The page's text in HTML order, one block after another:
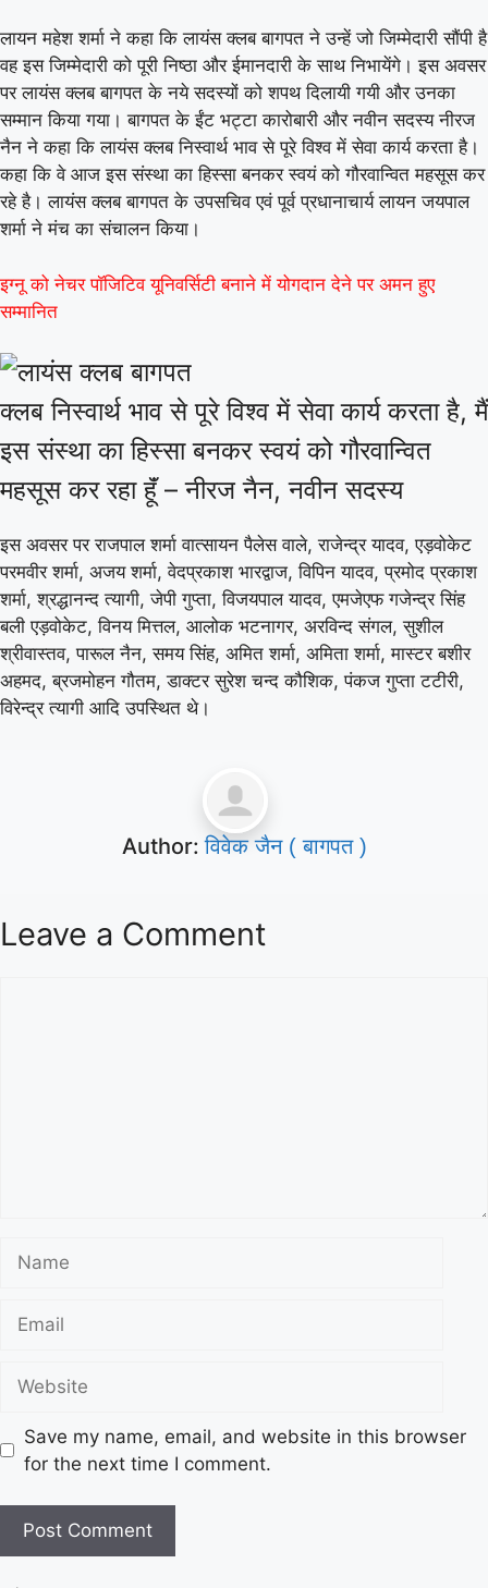
लायन महेश शर्मा ने कहा कि लायंस क्लब बागपत ने उन्हें जो जिम्मेदारी सौंपी है
वह इस जिम्मेदारी को पूरी निष्ठा और ईमानदारी के साथ निभायेंगे। इस अवसर
पर लायंस क्लब बागपत के नये सदस्यों को शपथ दिलायी गयी और उनका
सम्मान किया गया। बागपत के ईंट भट्टा कारोबारी और नवीन सदस्य नीरज
नैन ने कहा कि लायंस क्लब निस्वार्थ भाव से पूरे विश्व में सेवा कार्य करता है।
कहा कि वे आज इस संस्था का हिस्सा बनकर स्वयं को गौरवान्वित महसूस कर
रहे है। लायंस क्लब बागपत के उपसचिव एवं पूर्व प्रधानाचार्य लायन जयपाल
शर्मा ने मंच का संचालन किया।
इग्नू को नेचर पॉजिटिव यूनिवर्सिटी बनाने में योगदान देने पर अमन हुए
सम्मानित
क्लब निस्वार्थ भाव से पूरे विश्व में सेवा कार्य करता है, मैं
इस संस्था का हिस्सा बनकर स्वयं को गौरवान्वित
महसूस कर रहा हूॅं – नीरज नैन, नवीन सदस्य
इस अवसर पर राजपाल शर्मा वात्सायन पैलेस वाले, राजेन्द्र यादव, एड़वोकेट
परमवीर शर्मा, अजय शर्मा, वेदप्रकाश भारद्वाज, विपिन यादव, प्रमोद प्रकाश
शर्मा, श्रद्धानन्द त्यागी, जेपी गुप्ता, विजयपाल यादव, एमजेएफ गजेन्द्र सिंह
बली एड़वोकेट, विनय मित्तल, आलोक भटनागर, अरविन्द संगल, सुशील
श्रीवास्तव, पारूल नैन, समय सिंह, अमित शर्मा, अमिता शर्मा, मास्टर बशीर
अहमद, ब्रजमोहन गौतम, डाक्टर सुरेश चन्द कौशिक, पंकज गुप्ता टटीरी,
विरेन्द्र त्यागी आदि उपस्थित थे।
Author:विवेक जैन ( बागपत )
Leave a Comment
Save my name, email, and website in this browser
for the next time I comment.